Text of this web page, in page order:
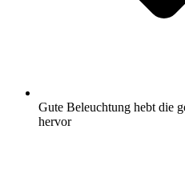
Gute Beleuchtung hebt die
hervor